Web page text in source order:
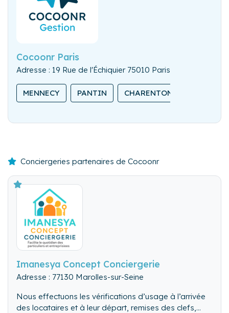
Cocoonr Paris
Adresse : 19 Rue de l'Échiquier 75010 Paris
MENNECY PANTIN CHARENTON-LE-PONT
Conciergeries partenaires de Cocoonr
Imanesya Concept Conciergerie
Adresse : 77130 Marolles-sur-Seine
Nous effectuons les vérifications d’usage à l’arrivée
des locataires et à leur départ, remises des clefs,